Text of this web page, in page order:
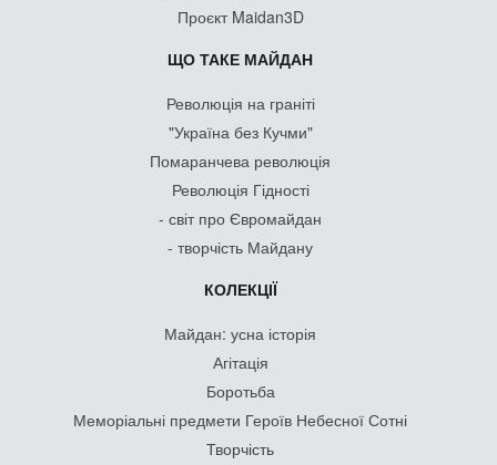
Проєкт Maidan3D
ЩО ТАКЕ МАЙДАН
Революція на граніті
"Україна без Кучми"
Помаранчева революція
Революція Гідності
- світ про Євромайдан
- творчість Майдану
КОЛЕКЦІЇ
Майдан: усна історія
Агітація
Боротьба
Меморіальні предмети Героїв Небесної Сотні
Творчість